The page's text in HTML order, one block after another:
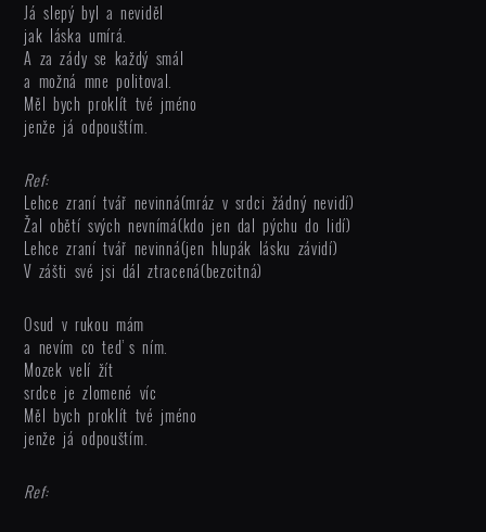
Já slepý byl a neviděl
jak láska umírá.
A za zády se každý smál
a možná mne politoval.
Měl bych proklít tvé jméno
jenže já odpouštím.
Ref:
Lehce zraní tvář nevinná(mráz v srdci žádný nevidí)
Žal obětí svých nevnímá(kdo jen dal pýchu do lidí)
Lehce zraní tvář nevinná(jen hlupák lásku závidí)
V zášti své jsi dál ztracená(bezcitná)
Osud v rukou mám
a nevím co teď s ním.
Mozek velí žít
srdce je zlomené víc
Měl bych proklít tvé jméno
jenže já odpouštím.
Ref: